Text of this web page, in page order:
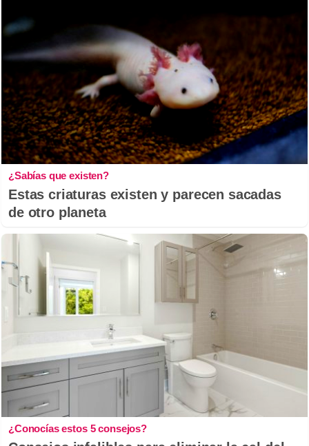
¿Sabías que existen?
Estas criaturas existen y parecen sacadas
de otro planeta
¿Conocías estos 5 consejos?